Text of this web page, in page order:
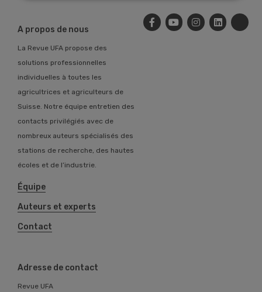
A propos de nous
La Revue UFA propose des
solutions professionnelles
individuelles à toutes les
agricultrices et agriculteurs de
Suisse. Notre équipe entretien des
contacts privilégiés avec de
nombreux auteurs spécialisés des
stations de recherche, des hautes
écoles et de l’industrie.
Équipe
Auteurs et experts
Contact
Adresse de contact
Revue UFA